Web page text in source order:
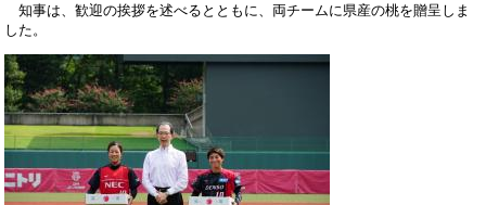
知事は、歓迎の挨拶を述べるとともに、両チームに県産の桃を贈呈しま
した。